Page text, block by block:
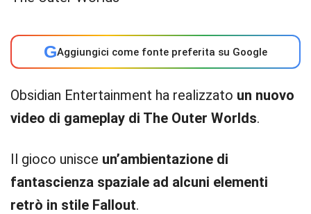
GAggiungici come fonte preferita su Google
Obsidian Entertainment ha realizzato un nuovo
video di gameplay di The Outer Worlds.
Il gioco unisce un’ambientazione di
fantascienza spaziale ad alcuni elementi
retrò in stile Fallout.